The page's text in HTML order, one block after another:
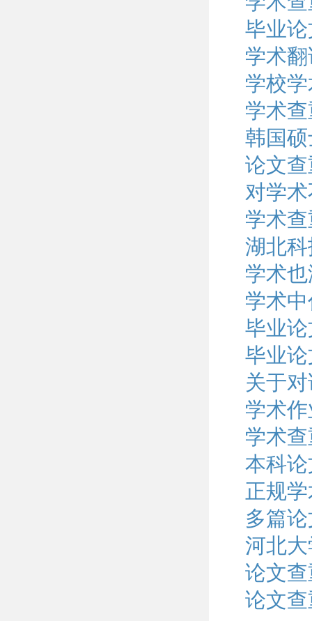
毕业
学术
学校
学术
韩国
论文
对学
学术
湖北
学术
学术
毕业
毕业
关于
学术
学术
本科
正规
多篇
河北
论文
论文